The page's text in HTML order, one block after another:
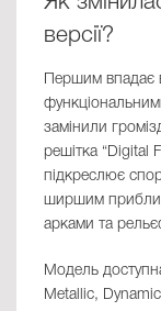
версії?
Першим впадає
замінили
решітка “Digital
підкреслює
ширшим
арками та
Модель
Metallic,